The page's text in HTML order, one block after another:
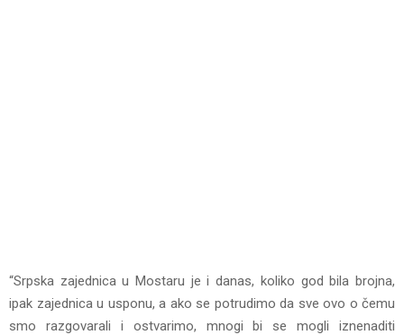
“Srpska zajednica u Mostaru je i danas, koliko god bila brojna,
ipak zajednica u usponu, a ako se potrudimo da sve ovo o čemu
smo razgovarali i ostvarimo, mnogi bi se mogli iznenaditi